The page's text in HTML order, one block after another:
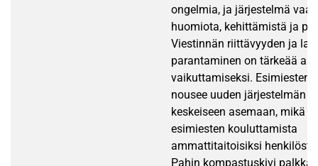
ongelmia, ja järjestelmä
huomiota, kehittämistä ja
Viestinnän riittävyyden ja
parantaminen on tärkeää
vaikuttamiseksi. Esimiesten
nousee uuden järjestelmän
keskeiseen asemaan, mikä
esimiesten kouluttamista
ammattitaitoisiksi
Pahin kompastuskivi